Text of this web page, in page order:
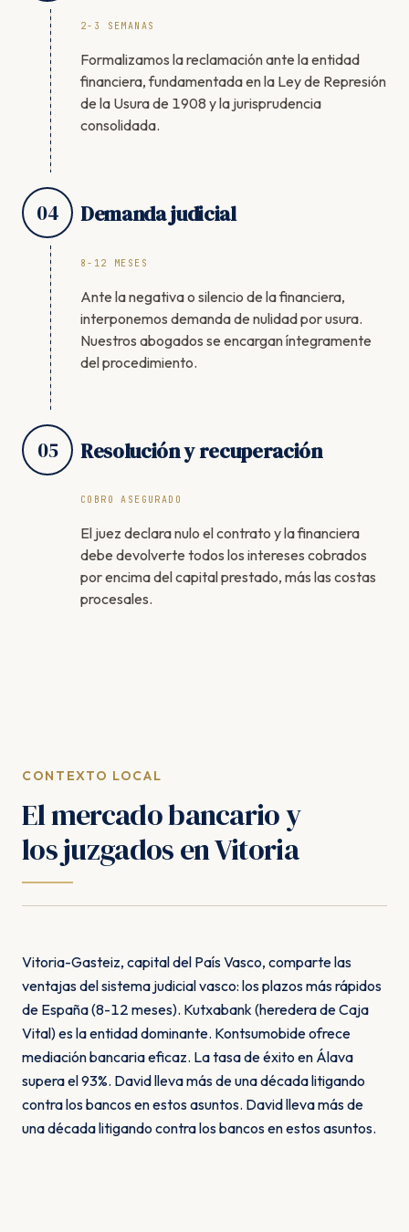
2-3 SEMANAS
Formalizamos la reclamación ante la entidad
financiera, fundamentada en la Ley de Represión
de la Usura de 1908 y la jurisprudencia
consolidada.
04 Demanda judicial
8-12 MESES
Ante la negativa o silencio de la financiera,
interponemos demanda de nulidad por usura.
Nuestros abogados se encargan íntegramente
del procedimiento.
05 Resolución y recuperación
COBRO ASEGURADO
El juez declara nulo el contrato y la financiera
debe devolverte todos los intereses cobrados
por encima del capital prestado, más las costas
procesales.
CONTEXTO LOCAL
El mercado bancario y
los juzgados en Vitoria
Vitoria-Gasteiz, capital del País Vasco, comparte las
ventajas del sistema judicial vasco: los plazos más rápidos
de España (8-12 meses). Kutxabank (heredera de Caja
Vital) es la entidad dominante. Kontsumobide ofrece
mediación bancaria eficaz. La tasa de éxito en Álava
supera el 93%. David lleva más de una década litigando
contra los bancos en estos asuntos. David lleva más de
una década litigando contra los bancos en estos asuntos.